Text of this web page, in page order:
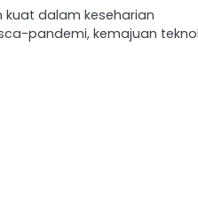
kuat dalam keseharian
pandemi, kemajuan